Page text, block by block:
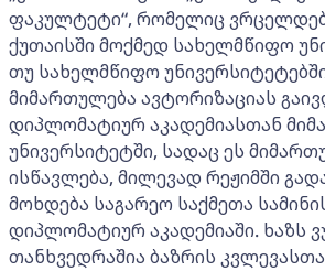
ფაკულტეტი“, რომელიც
ქუთაისში მოქმედ სახელმწიფო
თუ სახელმწიფო
მიმართულება ავტორიზაციას
დიპლომატიურ აკადემიასთან
უნივერსიტეტში, სადაც ეს
ისწავლება, მილევად რეჟიმში
მოხდება საგარეო საქმეთა
დიპლომატიურ აკადემიაში. ხაზს
თანხვედრაშია ბაზრის